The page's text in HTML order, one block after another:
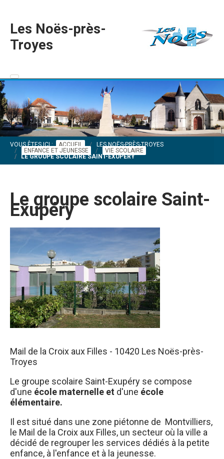
Les Noës-près-
Troyes
VOUS ÊTES ICI : ACCUEIL
LES NOËS-PRÈS-TROYES
ENFANCE ET JEUNESSE
VIE SCOLAIRE
LE GROUPE SCOLAIRE SAINT-EXUPÉRY
Le groupe scolaire Saint-
Exupéry
Mail de la Croix aux Filles - 10420 Les Noës-près-
Troyes
Le groupe scolaire Saint-Exupéry se compose
d'une école maternelle et d'une école
élémentaire.
Il est situé dans une zone piétonne de Montvilliers,
le Mail de la Croix aux Filles, un secteur où la ville a
décidé de regrouper les services dédiés à la petite
enfance, à l'enfance et à la jeunesse.